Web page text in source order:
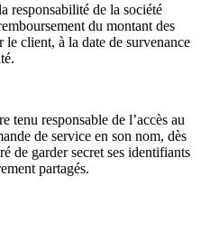
responsabilité de la société
du montant des
le client, à la date de survenance
tenu responsable de l’accès au
de service en son nom, dès
de garder secret ses identifiants
partagés.